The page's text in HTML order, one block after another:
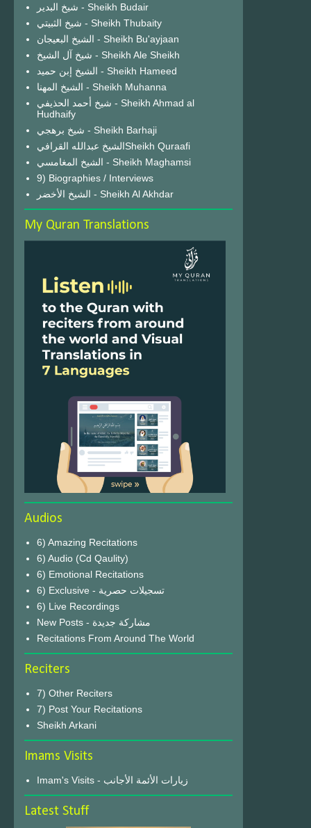
شيخ البدير - Sheikh Budair
شيخ الثبيتي - Sheikh Thubaity
الشيخ البعيجان - Sheikh Bu'ayjaan
شيخ آل الشيخ - Sheikh Ale Sheikh
الشيخ إبن حميد - Sheikh Hameed
الشيخ المهنا - Sheikh Muhanna
شيخ أحمد الحذيفي - Sheikh Ahmad al
Hudhaify
شيخ برهجي - Sheikh Barhaji
الشيخ عبدالله القرافيSheikh Quraafi
الشيخ المغامسي - Sheikh Maghamsi
9) Biographies / Interviews
الشيخ الأخضر - Sheikh Al Akhdar
My Quran Translations
Audios
6) Amazing Recitations
6) Audio (Cd Qaulity)
6) Emotional Recitations
6) Exclusive - تسجيلات حصرية
6) Live Recordings
New Posts - مشاركة جديدة
Recitations From Around The World
Reciters
7) Other Reciters
7) Post Your Recitations
Sheikh Arkani
Imams Visits
Imam's Visits - زيارات الأئمة الأجانب
Latest Stuff